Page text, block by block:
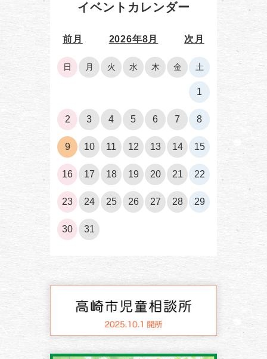
イベントカレンダー
前月 2026年8月 次月
日 月 火 水 木 金 土
1
2 3 4 5 6 7 8
9 10 11 12 13 14 15
16 17 18 19 20 21 22
23 24 25 26 27 28 29
30 31